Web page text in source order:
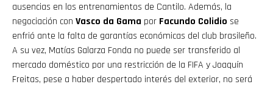
ausencias en los entrenamientos de Cantilo. Además, la
negociación con Vasco da Gama por Facundo Colidio se
enfrió ante la falta de garantías económicas del club brasileño.
A su vez, Matías Galarza Fonda no puede ser transferido al
mercado doméstico por una restricción de la FIFA y Joaquín
Freitas, pese a haber despertado interés del exterior, no será